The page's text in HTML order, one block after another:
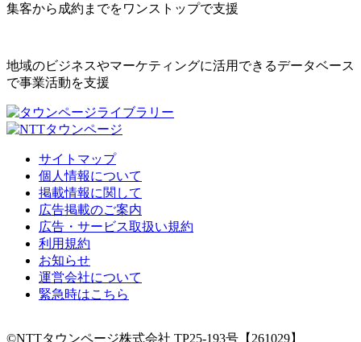
集客から成約までをワンストップで支援
地域のビジネスやマーケティングに活用できるデータベース
で事業活動を支援
サイトマップ
個人情報について
掲載情報に関して
広告掲載のご案内
広告・サービス取扱い規約
利用規約
お知らせ
運営会社について
緊急時はこちら
©NTTタウンページ株式会社 TP25-193号【261029】